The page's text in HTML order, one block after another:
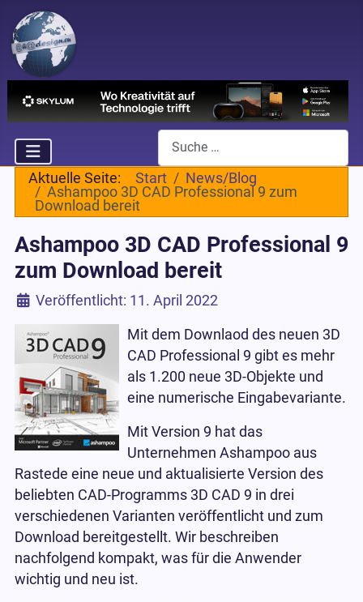
Suchen
Aktuelle Seite: Start
News/Blog
Ashampoo 3D CAD Professional 9 zum
Download bereit
Ashampoo 3D CAD Professional 9
zum Download bereit
Details
Veröffentlicht: 11. April 2022
Mit dem Downlaod des neuen 3D
CAD Professional 9 gibt es mehr
als 1.200 neue 3D-Objekte und
eine numerische Eingabevariante.
Mit Version 9 hat das
Unternehmen Ashampoo aus
Rastede eine neue und aktualisierte Version des
beliebten CAD-Programms 3D CAD 9 in drei
verschiedenen Varianten veröffentlicht und zum
Download bereitgestellt. Wir beschreiben
nachfolgend kompakt, was für die Anwender
wichtig und neu ist.